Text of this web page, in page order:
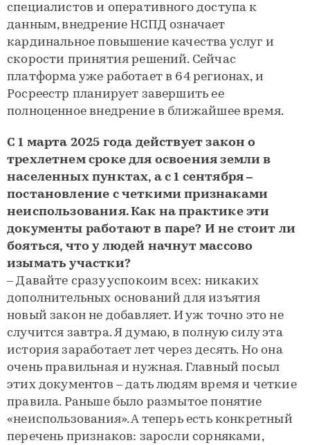
специалистов и оперативного доступа к
данным, внедрение НСПД означает
кардинальное повышение качества услуг и
скорости принятия решений. Сейчас
платформа уже работает в 64 регионах, и
Росреестр планирует завершить ее
полноценное внедрение в ближайшее время.
С 1 марта 2025 года действует закон о
трехлетнем сроке для освоения земли в
населенных пунктах, а с 1 сентября –
постановление с четкими признаками
неиспользования. Как на практике эти
документы работают в паре? И не стоит ли
бояться, что у людей начнут массово
изымать участки?
– Давайте сразу успокоим всех: никаких
дополнительных оснований для изъятия
новый закон не добавляет. И уж точно это не
случится завтра. Я думаю, в полную силу эта
история заработает лет через десять. Но она
очень правильная и нужная. Главный посыл
этих документов – дать людям время и четкие
правила. Раньше было размытое понятие
«неиспользования». А теперь есть конкретный
перечень признаков: заросли сорняками,